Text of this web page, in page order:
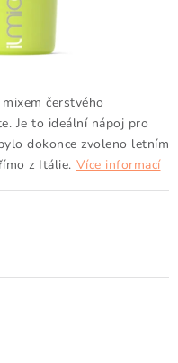
čerstvého
Je to ideální nápoj pro
dokonce zvoleno letním
z Itálie. Více informací